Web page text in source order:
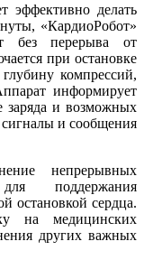
эффективно делать
«КардиоРобот»
без перерыва от
при остановке
компрессий,
информирует
заряда и возможных
сигналы и сообщения
непрерывных
поддержания
остановкой сердца.
на медицинских
других важных